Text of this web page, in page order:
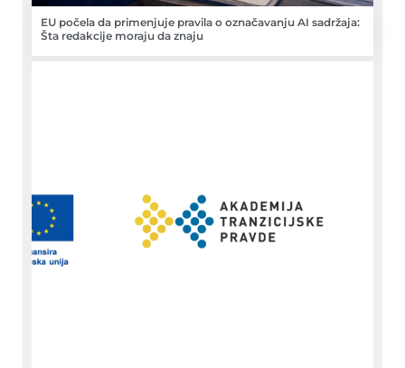
EU počela da primenjuje pravila o označavanju AI sadržaja:
Šta redakcije moraju da znaju